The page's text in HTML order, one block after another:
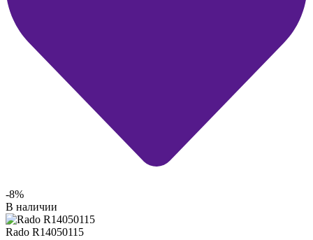
-8%
В наличии
Rado R14050115